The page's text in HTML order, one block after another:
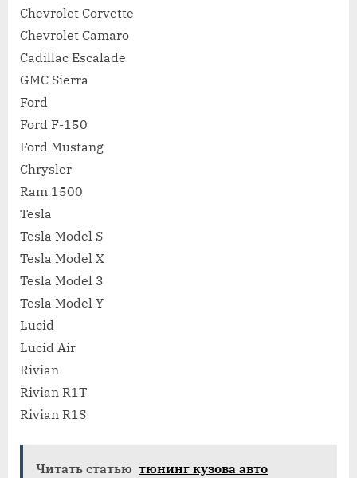
Chevrolet Corvette
Chevrolet Camaro
Cadillac Escalade
GMC Sierra
Ford
Ford F-150
Ford Mustang
Chrysler
Ram 1500
Tesla
Tesla Model S
Tesla Model X
Tesla Model 3
Tesla Model Y
Lucid
Lucid Air
Rivian
Rivian R1T
Rivian R1S
Читать статью тюнинг кузова авто